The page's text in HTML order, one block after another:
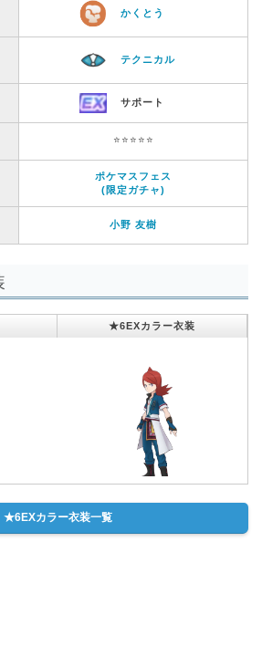
かくとう
テクニカル
サポート
⭐️⭐️⭐️⭐️⭐️
ポケマスフェス
(限定ガチャ)
小野 友樹
★6EXカラー衣装
★6EXカラー衣装一覧